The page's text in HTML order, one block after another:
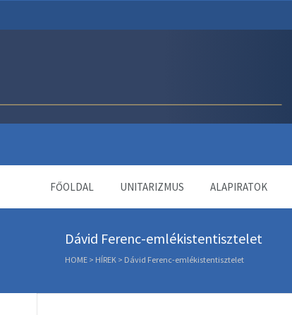
FŐOLDAL UNITARIZMUS ALAPIRATOK
Dávid Ferenc-emlékistentisztelet
HOME > HÍREK > Dávid Ferenc-emlékistentisztelet